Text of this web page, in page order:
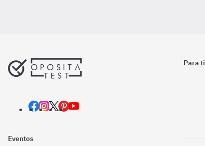
Para ti
Eventos